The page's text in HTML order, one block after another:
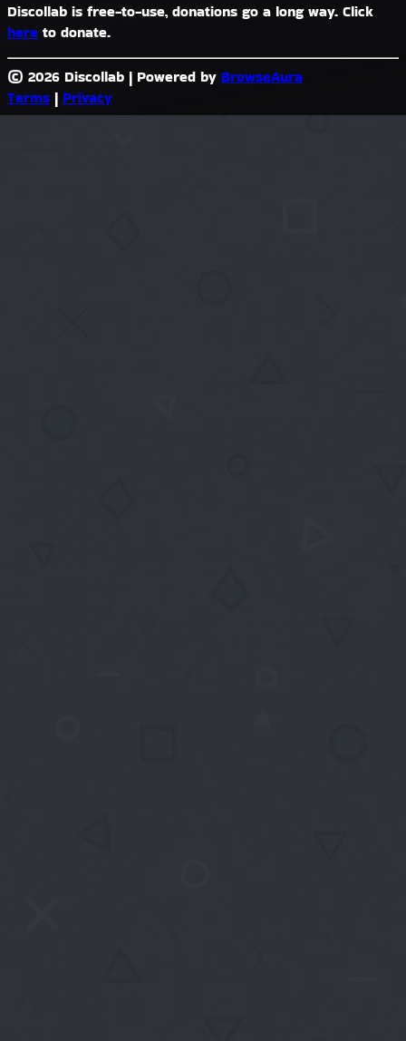
Discollab is free-to-use, donations go a long way. Click
here to donate.
© 2026 Discollab | Powered by BrowseAura
Terms | Privacy